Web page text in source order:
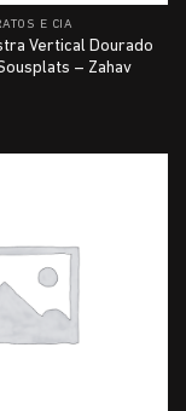
E CIA
Vertical Dourado
– Zahav